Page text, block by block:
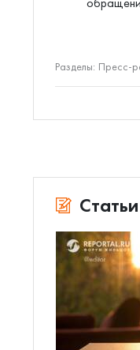
Разделы: Пресс-